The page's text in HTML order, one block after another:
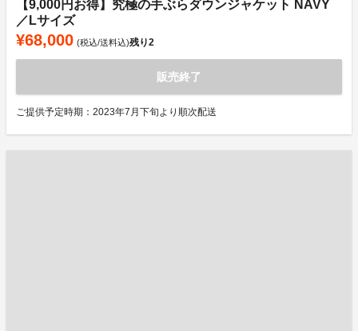
【9,000円お得】究極の手ぶらダウンジャケット NAVY
／Lサイズ
¥68,000 (税込/送料込)残り2
販売終了
ご提供予定時期：2023年7月下旬より順次配送